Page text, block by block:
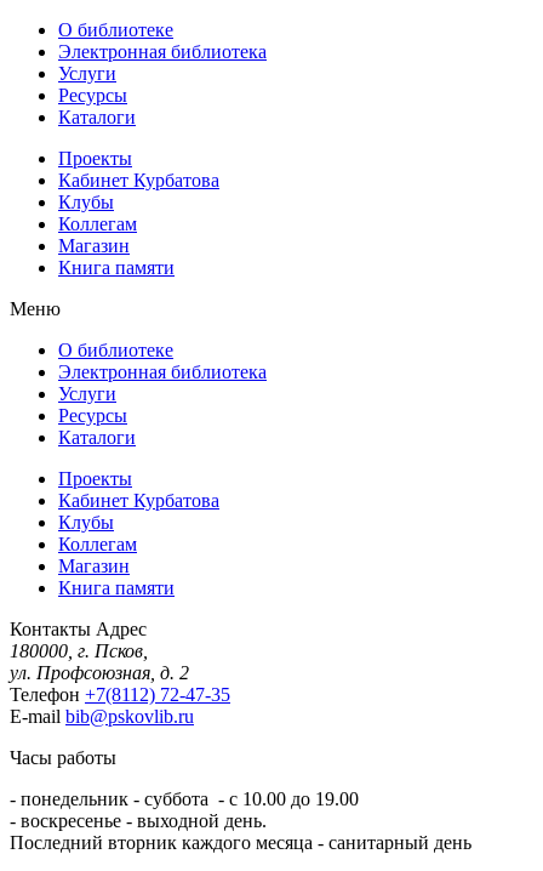
О библиотеке
Электронная библиотека
Услуги
Ресурсы
Каталоги
Проекты
Кабинет Курбатова
Клубы
Коллегам
Магазин
Книга памяти
Меню
О библиотеке
Электронная библиотека
Услуги
Ресурсы
Каталоги
Проекты
Кабинет Курбатова
Клубы
Коллегам
Магазин
Книга памяти
Контакты Адрес
180000, г. Псков,
ул. Профсоюзная, д. 2
Телефон +7(8112) 72-47-35
E-mail bib@pskovlib.ru
Часы работы
- понедельник - суббота - с 10.00 до 19.00
- воскресенье - выходной день.
Последний вторник каждого месяца - санитарный день